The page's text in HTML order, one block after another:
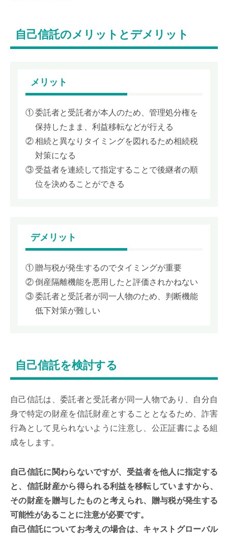
自己信託のメリットとデメリット
メリット
委託者と受託者が本人のため、管理処分権を
保持したまま、利益移転などが行える
相続と異なりタイミングを図れるため相続税
対策になる
受益者を連続して指定することで後継者の順
位を決めることができる
デメリット
贈与税が発生するのでタイミングが重要
倒産隔離機能を悪用したと評価されかねない
委託者と受託者が同一人物のため、判断機能
低下対策が難しい
自己信託を検討する
自己信託は、委託者と受託者が同一人物であり、自分自
身で特定の財産を信託財産とすることとなるため、詐害
行為として見られないように注意し、公正証書による組
成をします。
自己信託に関わらないですが、受益者を他人に指定する
と、信託財産から得られる利益を移転していますから、
その財産を贈与したものと考えられ、贈与税が発生する
可能性があることに注意が必要です。
自己信託についてお考えの場合は、キャストグローバル